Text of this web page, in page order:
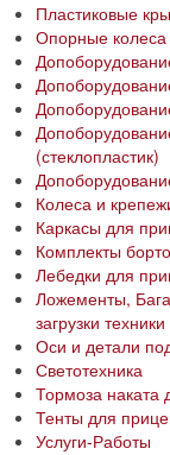
Пластиковые
Опорные колеса
(стеклопластик)
Колеса и
Каркасы для
Комплекты
Лебедки для
Ложементы,
загрузки техники
Оси и детали
Светотехника
Тормоза наката
Тенты для
Услуги-Работы